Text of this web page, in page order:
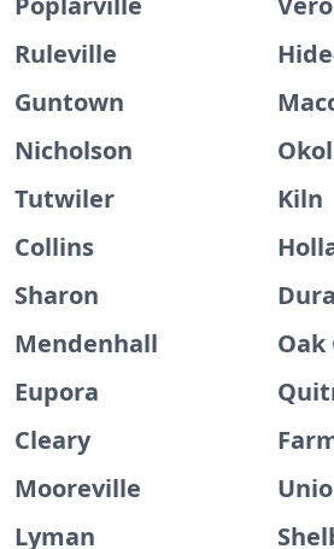
Ruleville
Guntown
Nicholson
Tutwiler
Kiln
Collins
Sharon
Mendenhall
Oak
Eupora
Cleary
Mooreville
Lyman